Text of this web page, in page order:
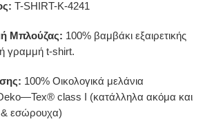
T-SHIRT-K-4241
Μπλούζας: 100% βαμβάκι εξαιρετικής
γραμμή t-shirt.
100% Οικολογικά μελάνια
class I (κατάλληλα ακόμα και
& εσώρουχα)